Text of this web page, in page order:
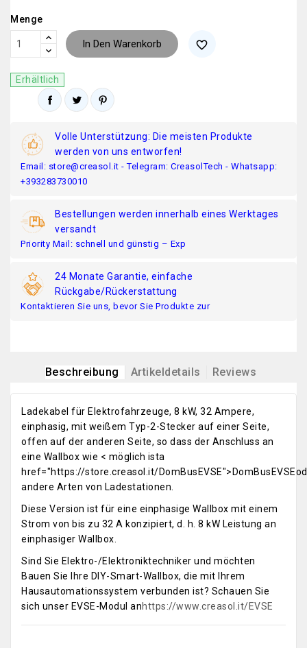
Menge
In Den Warenkorb favorite_border
Erhältlich
Volle Unterstützung: Die meisten Produkte
werden von uns entworfen!
Email: store@creasol.it - Telegram: CreasolTech - Whatsapp:
+393283730010
Bestellungen werden innerhalb eines Werktages
versandt
Priority Mail: schnell und günstig – Exp
24 Monate Garantie, einfache
Rückgabe/Rückerstattung
Kontaktieren Sie uns, bevor Sie Produkte zur
Beschreibung Artikeldetails Reviews
Ladekabel für Elektrofahrzeuge, 8 kW, 32 Ampere,
einphasig, mit weißem Typ-2-Stecker auf einer Seite,
offen auf der anderen Seite, so dass der Anschluss an
eine Wallbox wie < möglich ista
href="https://store.creasol.it/
andere Arten von Ladestationen.
Diese Version ist für eine einphasige Wallbox mit einem
Strom von bis zu 32 A konzipiert, d. h. 8 kW Leistung an
einphasiger Wallbox.
Sind Sie Elektro-/Elektroniktechniker und möchten
Bauen Sie Ihre DIY-Smart-Wallbox, die mit Ihrem
Hausautomationssystem verbunden ist? Schauen Sie
sich unser EVSE-Modul anhttps://www.creasol.it/EVSE